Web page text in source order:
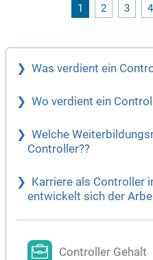
eichere Verantwortungen und
rbeitet. Dieser Job bietet
1 2 3 4
Was verdient ein
Wo verdient ein
Welche
Controller??
Karriere als Controller
entwickelt sich der
Controller Gehalt